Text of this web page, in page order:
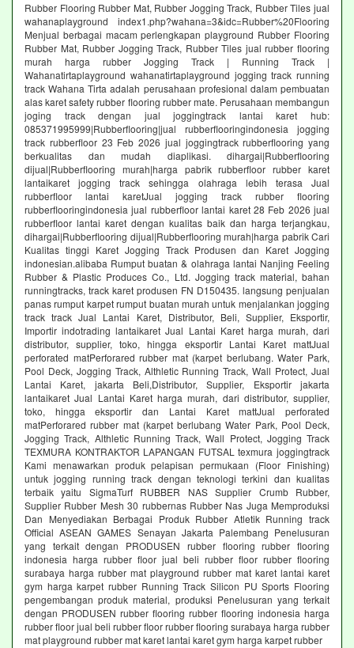
Rubber Flooring Rubber Mat, Rubber Jogging Track, Rubber Tiles jual
wahanaplayground index1.php?wahana=3&idc=Rubber%20Flooring
Menjual berbagai macam perlengkapan playground Rubber Flooring
Rubber Mat, Rubber Jogging Track, Rubber Tiles jual rubber flooring
murah harga rubber Jogging Track | Running Track |
Wahanatirtaplayground wahanatirtaplayground jogging track running
track Wahana Tirta adalah perusahaan profesional dalam pembuatan
alas karet safety rubber flooring rubber mate. Perusahaan membangun
joging track dengan jual joggingtrack lantai karet hub:
085371995999|Rubberflooring|jual rubberflooringindonesia jogging
track rubberfloor 23 Feb 2026 jual joggingtrack rubberflooring yang
berkualitas dan mudah diaplikasi. dihargai|Rubberflooring
dijual|Rubberflooring murah|harga pabrik rubberfloor rubber karet
lantaikaret jogging track sehingga olahraga lebih terasa Jual
rubberfloor lantai karetJual jogging track rubber flooring
rubberflooringindonesia jual rubberfloor lantai karet 28 Feb 2026 jual
rubberfloor lantai karet dengan kualitas baik dan harga terjangkau,
dihargai|Rubberflooring dijual|Rubberflooring murah|harga pabrik Cari
Kualitas tinggi Karet Jogging Track Produsen dan Karet Jogging
indonesian.alibaba Rumput buatan & olahraga lantai Nanjing Feeling
Rubber & Plastic Produces Co., Ltd. Jogging track material, bahan
runningtracks, track karet produsen FN D150435. langsung penjualan
panas rumput karpet rumput buatan murah untuk menjalankan jogging
track track Jual Lantai Karet, Distributor, Beli, Supplier, Eksportir,
Importir indotrading lantaikaret Jual Lantai Karet harga murah, dari
distributor, supplier, toko, hingga eksportir Lantai Karet mattJual
perforated matPerforared rubber mat (karpet berlubang. Water Park,
Pool Deck, Jogging Track, Althletic Running Track, Wall Protect, Jual
Lantai Karet, jakarta Beli,Distributor, Supplier, Eksportir jakarta
lantaikaret Jual Lantai Karet harga murah, dari distributor, supplier,
toko, hingga eksportir dan Lantai Karet mattJual perforated
matPerforared rubber mat (karpet berlubang Water Park, Pool Deck,
Jogging Track, Althletic Running Track, Wall Protect, Jogging Track
TEXMURA KONTRAKTOR LAPANGAN FUTSAL texmura joggingtrack
Kami menawarkan produk pelapisan permukaan (Floor Finishing)
untuk jogging running track dengan teknologi terkini dan kualitas
terbaik yaitu SigmaTurf RUBBER NAS Supplier Crumb Rubber,
Supplier Rubber Mesh 30 rubbernas Rubber Nas Juga Memproduksi
Dan Menyediakan Berbagai Produk Rubber Atletik Running track
Official ASEAN GAMES Senayan Jakarta Palembang Penelusuran
yang terkait dengan PRODUSEN rubber flooring rubber flooring
indonesia harga rubber floor jual beli rubber floor rubber flooring
surabaya harga rubber mat playground rubber mat karet lantai karet
gym harga karpet rubber Running Track Silicon PU Sports Flooring
pengembangan produk material, produksi Penelusuran yang terkait
dengan PRODUSEN rubber flooring rubber flooring indonesia harga
rubber floor jual beli rubber floor rubber flooring surabaya harga rubber
mat playground rubber mat karet lantai karet gym harga karpet rubber